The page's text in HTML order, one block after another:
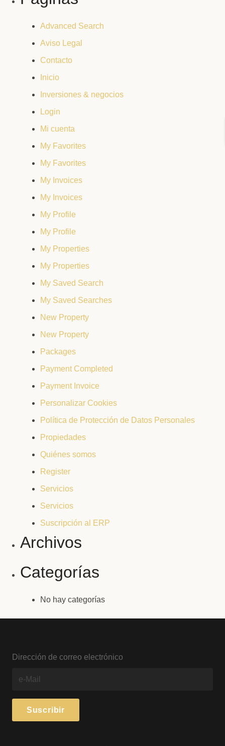
Advanced Search
Aviso Legal
Contacto
Inicio
Inversiones & negocios
Login
Mi cuenta
My Favorites
My Favorites
My Invoices
My Invoices
My Profile
My Profile
My Properties
My Properties
My Saved Search
My Saved Searches
New Property
New Property
Packages
Payment Completed
Payment Invoice
Personalizar Cookies
Política de Protección de Datos Personales
Propiedades
Quiénes somos
Register
Servicios
Servicios
Suscripción al ERP
Archivos
Categorías
No hay categorías
Dirección de correo electrónico